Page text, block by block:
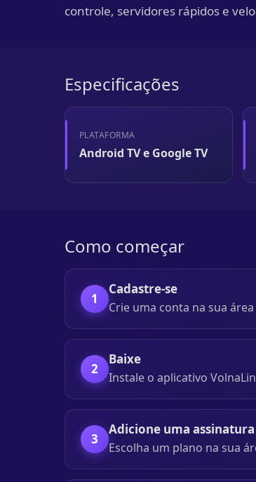
controle, servidores rápidos e
Especificações
PLATAFORMA
Android TV e Google TV
Como começar
1
Cadastre-se
Crie uma conta na sua
2
Baixe
Instale o aplicativo
3
Adicione uma assinatura
Escolha um plano na sua